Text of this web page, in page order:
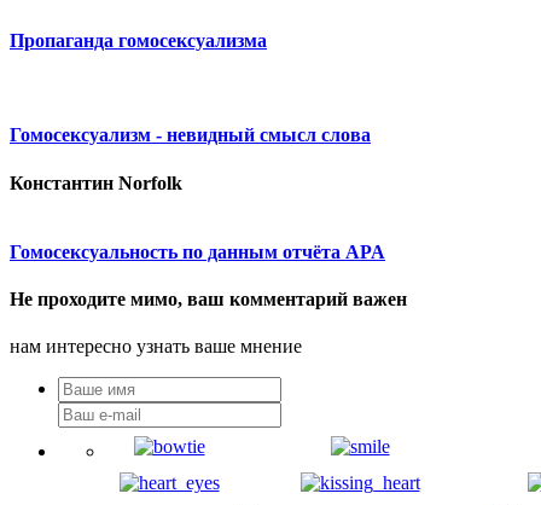
Пропаганда гомосексуализма
Гомосексуализм - невидный смысл слова
Константин Norfolk
Гомосексуальность по данным отчёта АPA
Не проходите мимо, ваш комментарий важен
нам интересно узнать ваше мнение